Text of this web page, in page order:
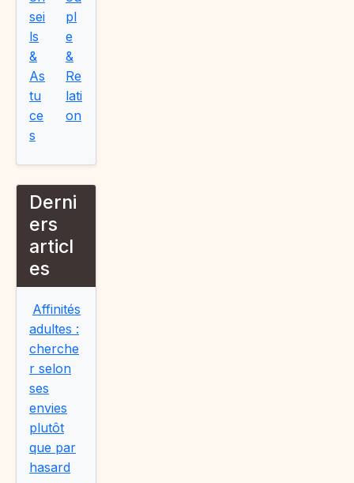
sei
ls
&
As
tu
ce
s
pl
e
&
Re
lati
on
Derni
ers
articl
es
Affinités
adultes :
cherche
r selon
ses
envies
plutôt
que par
hasard